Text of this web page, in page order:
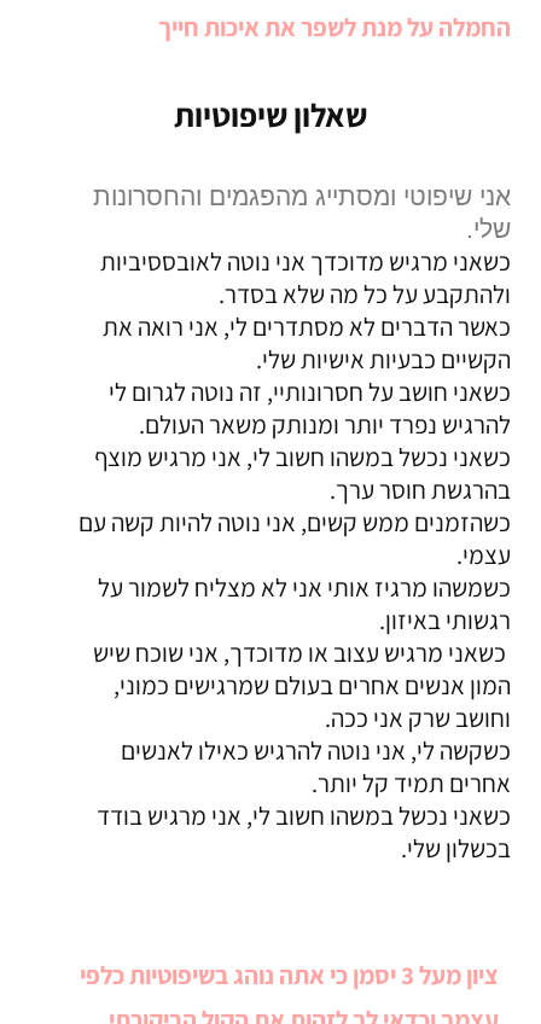
החמלה על מנת לשפר את איכות חייך
שאלון שיפוטיות
אני שיפוטי ומסתייג מהפגמים והחסרונות
שלי.
כשאני מרגיש מדוכדך אני נוטה לאובססיביות
ולהתקבע על כל מה שלא בסדר.
כאשר הדברים לא מסתדרים לי, אני רואה את
הקשיים כבעיות אישיות שלי.
כשאני חושב על חסרונותיי, זה נוטה לגרום לי
להרגיש נפרד יותר ומנותק משאר העולם.
כשאני נכשל במשהו חשוב לי, אני מרגיש מוצף
בהרגשת חוסר ערך.
כשהזמנים ממש קשים, אני נוטה להיות קשה עם
עצמי.
כשמשהו מרגיז אותי אני לא מצליח לשמור על
רגשותי באיזון.
כשאני מרגיש עצוב או מדוכדך, אני שוכח שיש
המון אנשים אחרים בעולם שמרגישים כמוני,
וחושב שרק אני ככה.
כשקשה לי, אני נוטה להרגיש כאילו לאנשים
אחרים תמיד קל יותר.
כשאני נכשל במשהו חשוב לי, אני מרגיש בודד
בכשלון שלי.
ציון מעל 3 יסמן כי אתה נוהג בשיפוטיות כלפי